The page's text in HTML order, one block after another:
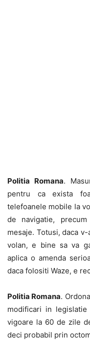
Politia Romana.
pentru ca exista
telefoanele mobile la
de navigatie,
mesaje. Totusi, daca
volan, e bine sa va
aplica o amenda
daca folositi Waze, e
Politia Romana.
modificari in
vigoare la 60 de zile
deci probabil prin